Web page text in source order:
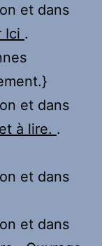
et dans
Ici .
et dans
à lire. .
et dans
et dans